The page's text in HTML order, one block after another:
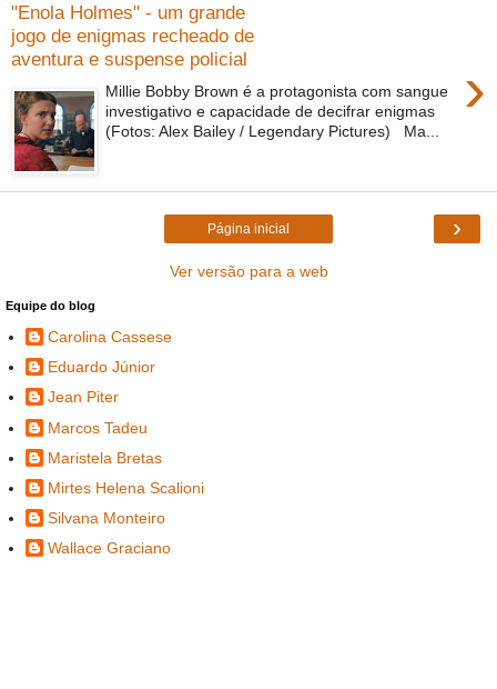
"Enola Holmes" - um grande
jogo de enigmas recheado de
aventura e suspense policial
›
Millie Bobby Brown é a protagonista com sangue
investigativo e capacidade de decifrar enigmas
(Fotos: Alex Bailey / Legendary Pictures) Ma...
›
Página inicial
Ver versão para a web
Equipe do blog
Carolina Cassese
Eduardo Júnior
Jean Piter
Marcos Tadeu
Maristela Bretas
Mirtes Helena Scalioni
Silvana Monteiro
Wallace Graciano